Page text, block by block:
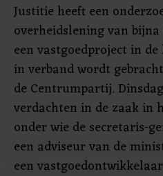
Justitie heeft een
overheidslening van
een vastgoedproject in
in verband wordt
de Centrumpartij.
verdachten in de zaak in
onder wie de secretaris-
een adviseur van de
een